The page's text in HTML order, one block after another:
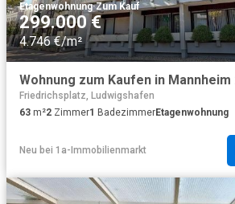
Etagenwohnung·Zum Kauf
299.000 €
4.746 €/m²
Friedrichsplatz, Ludwigshafen
63 m²2 Zimmer1 BadezimmerEtagenwohnung
Neu bei 1a-Immobilienmarkt